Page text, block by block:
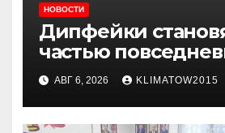
НОВОСТИ
Дипфейки
частью
жизни: почему
Ингушетии важно
внимательнее
АВГ 6, 2026 KLIMATOW2015